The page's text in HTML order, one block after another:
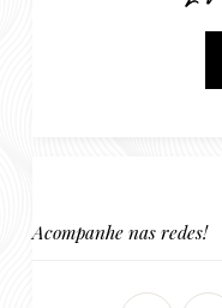
Acompanhe nas redes!